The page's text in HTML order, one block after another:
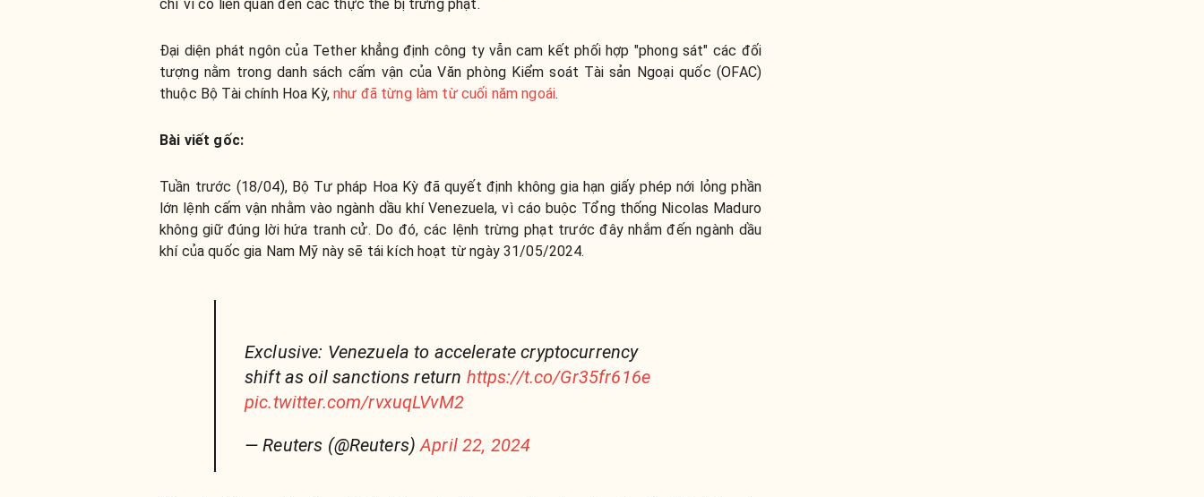
chỉ ví có liên quan đến các thực thể bị trừng phạt.
Đại diện phát ngôn của Tether khẳng định công ty vẫn cam kết phối hợp "phong sát" các đối
tượng nằm trong danh sách cấm vận của Văn phòng Kiểm soát Tài sản Ngoại quốc (OFAC)
thuộc Bộ Tài chính Hoa Kỳ,như đã từng làm từ cuối năm ngoái.
Bài viết gốc:
Tuần trước (18/04), Bộ Tư pháp Hoa Kỳ đã quyết định không gia hạn giấy phép nới lỏng phần
lớn lệnh cấm vận nhằm vào ngành dầu khí Venezuela, vì cáo buộc Tổng thống Nicolas Maduro
không giữ đúng lời hứa tranh cử. Do đó, các lệnh trừng phạt trước đây nhắm đến ngành dầu
khí của quốc gia Nam Mỹ này sẽ tái kích hoạt từ ngày 31/05/2024.
Exclusive: Venezuela to accelerate cryptocurrency
shift as oil sanctions return https://t.co/Gr35fr616e
pic.twitter.com/rvxuqLVvM2
— Reuters (@Reuters)April 22, 2024